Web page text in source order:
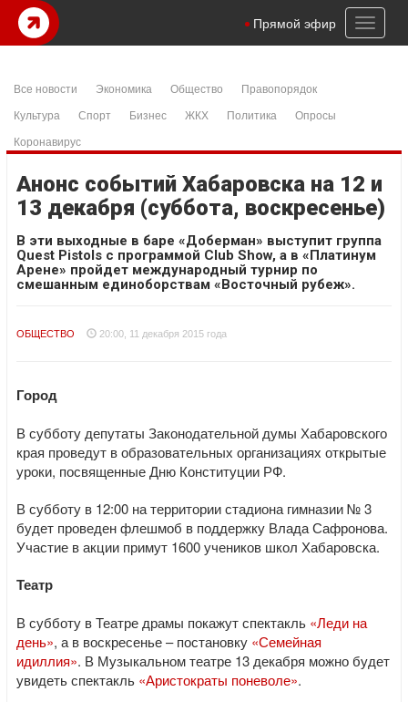
Toggle
Прямой эфир
Все новости Экономика Общество
Правопорядок
Культура
Спорт Бизнес ЖКХ Политика
Опросы
Коронавирус
Анонс событий Хабаровска на 12 и
13 декабря (суббота, воскресенье)
В эти выходные в баре «Доберман» выступит группа
Quest Pistols с программой Club Show, а в «Платинум
Арене» пройдет международный турнир по
смешанным единоборствам «Восточный рубеж».
ОБЩЕСТВО 20:00, 11 декабря 2015 года
Город
В субботу депутаты Законодательной думы Хабаровского
края проведут в образовательных организациях открытые
уроки, посвященные Дню Конституции РФ.
В субботу в 12:00 на территории стадиона гимназии № 3
будет проведен флешмоб в поддержку Влада Сафронова.
Участие в акции примут 1600 учеников школ Хабаровска.
Театр
В субботу в Театре драмы покажут спектакль «Леди на
день», а в воскресенье – постановку «Семейная
идиллия». В Музыкальном театре 13 декабря можно будет
увидеть спектакль «Аристократы поневоле».